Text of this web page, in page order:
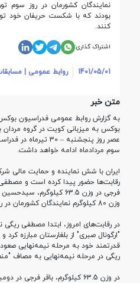
نمایندگان کشورمان در روز سوم
بودند که با شکست حریفان خود
کنند.
اشتراک گذاری:
1401/05/01 روابط عمومی |
متن خبر
به گزارش روابط عمومی فدراسیون
عصر روز پنجشنبه – 30
سوم مردادماه ادامه خواهد داشت.
ایران با شش نماینده و حمایت مالی
فرجی در وزن 63.5
وزن 80 کیلوگرم نمایندگان کشورمان در روز سوم بودند
قدرتمند خود به مرحله نیمه‌نهایی
ریگی در مرحله نیمه‌نهایی به مصاف
در وزن 63.5 کیلوگرم، باقر فرجی